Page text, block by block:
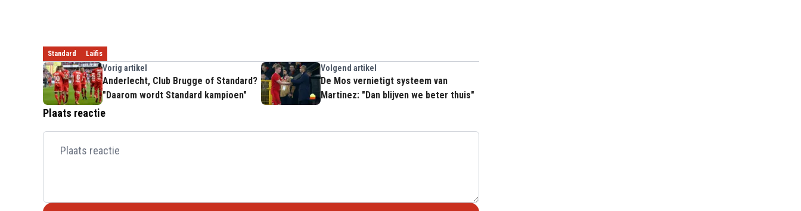
Standard Laifis
Vorig artikel
Anderlecht, Club Brugge of Standard?
"Daarom wordt Standard kampioen"
Volgend artikel
De Mos vernietigt systeem van
Martinez: "Dan blijven we beter thuis"
Plaats reactie